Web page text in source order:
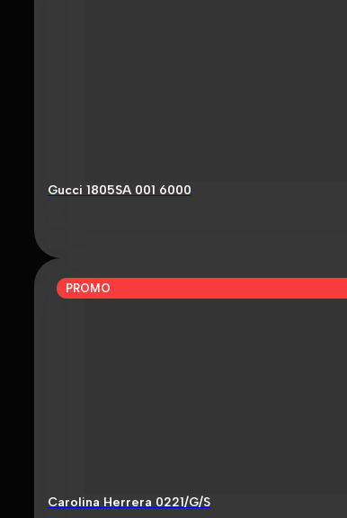
Gucci 1805SA 001 6000
PROMO
Carolina Herrera 0221/G/S